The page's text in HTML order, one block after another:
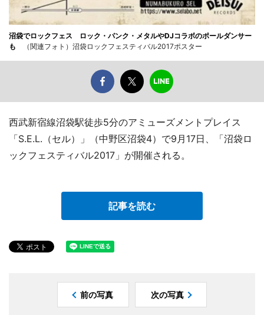
沼袋でロックフェス ロック・パンク・メタルやDJコラボのポールダンサー
も （関連フォト）沼袋ロックフェスティバル2017ポスター
西武新宿線沼袋駅徒歩5分のアミューズメントプレイス
「S.E.L.（セル）」（中野区沼袋4）で9月17日、「沼袋ロ
ックフェスティバル2017」が開催される。
記事を読む
前の写真 次の写真